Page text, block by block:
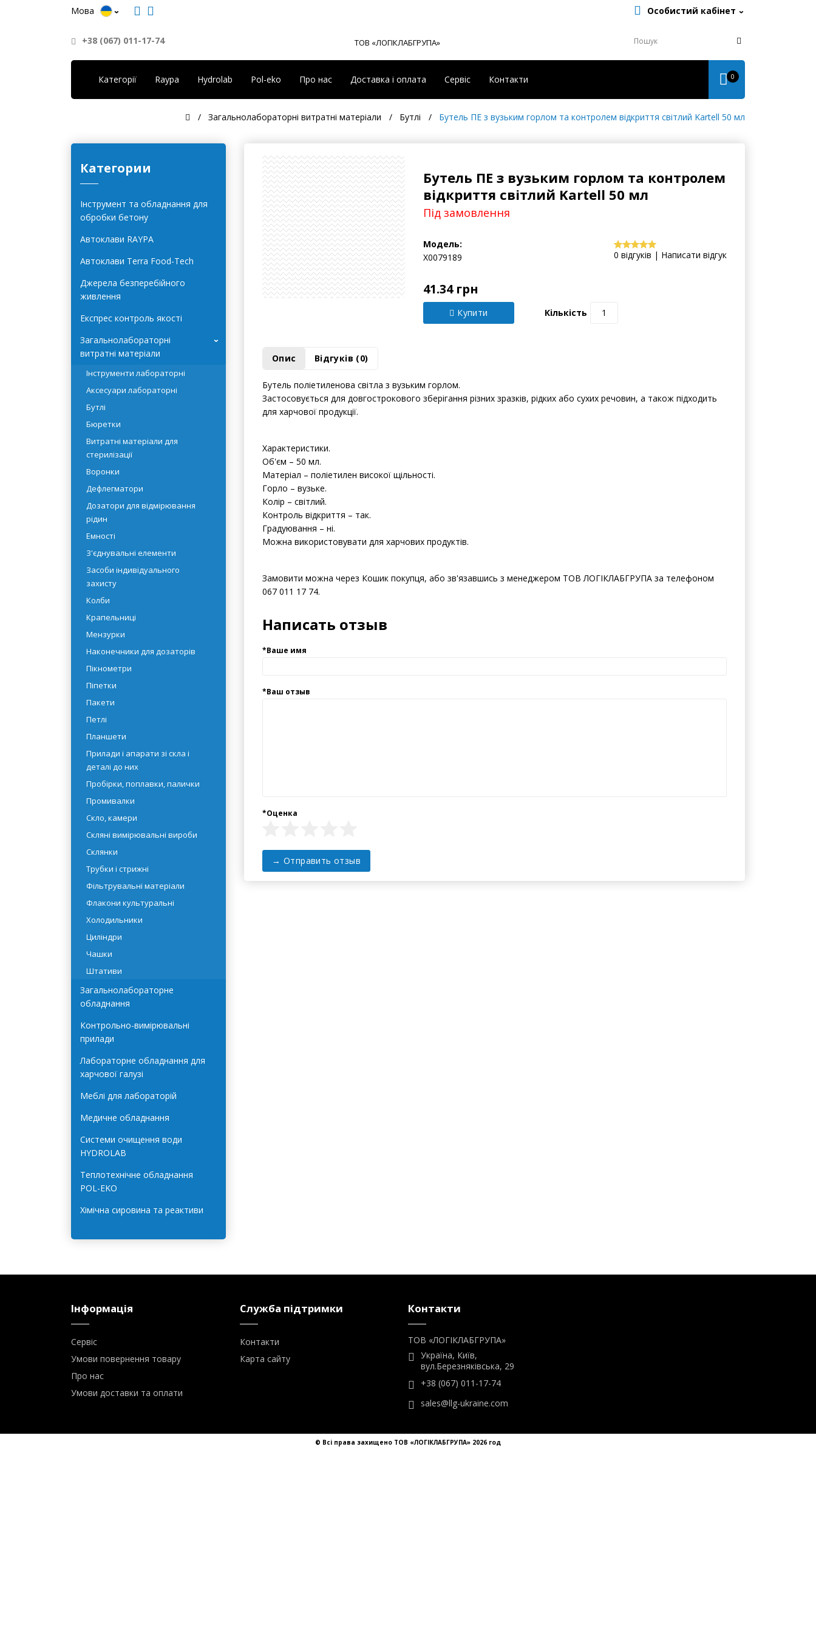
Мова Особистий кабінет
ТОВ «ЛОГІКЛАБГРУПА»
Загальнолабораторні витратні матеріали
Категории
Інструмент та обладнання для
Автоклави Terra Food-Tech
Джерела безперебійного
живлення
Експрес контроль якості
Загальнолабораторні
витратні матеріали
Інструменти лабораторні
Аксесуари лабораторні
Бутлі
Бюретки
Витратні матеріали для
стерилізації
Воронки
Дефлегматори
Дозатори для відмірювання
рідин
Емності
З'єднувальні елементи
Засоби індивідуального
захисту
Колби
Крапельниці
Мензурки
Наконечники для дозаторів
Пікнометри
Піпетки
Пакети
Петлі
Планшети
Прилади і апарати зі скла і
деталі до них
Пробірки, поплавки, палички
Промивалки
Скло, камери
Скляні вимірювальні вироби
Склянки
Трубки і стрижні
Фільтрувальні матеріали
Флакони культуральні
Холодильники
Циліндри
Штативи
Загальнолабораторне
обладнання
Контрольно-вимірювальні
прилади
Лабораторне обладнання для
харчової галузі
Меблі для лабораторій
Медичне обладнання
Системи очищення води
HYDROLAB
Теплотехнічне обладнання
Хімічна сировина та реактиви
Бутель ПЕ з вузьким горлом та контролем
відкриття світлий Kartell 50 мл
Під замовлення
Х0079189
41.34 грн
Опис Відгуків (0)
Бутель поліетиленова світла з вузьким горлом.
Характеристики.
Об'єм – 50 мл.
Матеріал – поліетилен високої щільності.
Горло – вузьке.
Колір – світлий.
Контроль відкриття – так.
Можна використовувати для харчових продуктів.
067 011 17 74.
Інформація
Сервіс
Умови повернення товару
Служба підтримки Контакти
ТОВ «ЛОГІКЛАБГРУПА»
Україна, Київ,
sales@llg-ukraine.com